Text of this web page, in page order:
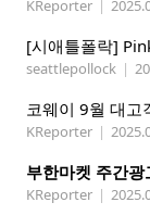
KReporter |
[시애틀폴락]
seattlepollock |
코웨이 9월 대고
KReporter |
부한마켓 주간
KReporter |